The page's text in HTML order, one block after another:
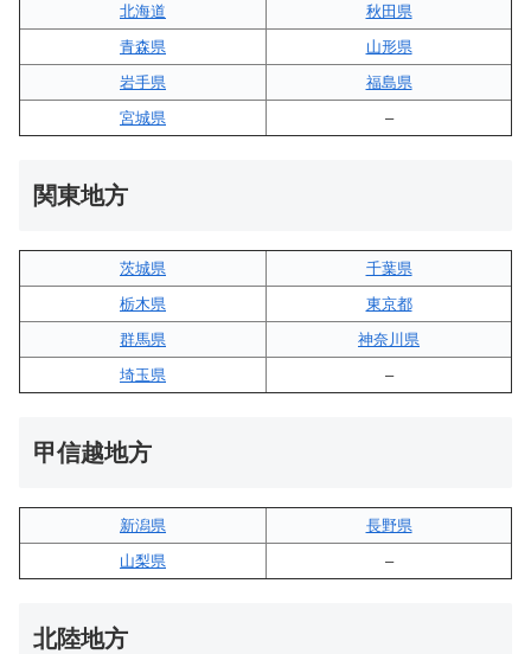
北海道
秋田県
青森県
山形県
岩手県
福島県
宮城県
–
関東地方
茨城県
千葉県
栃木県
東京都
群馬県
神奈川県
埼玉県
–
甲信越地方
新潟県
長野県
山梨県
–
北陸地方